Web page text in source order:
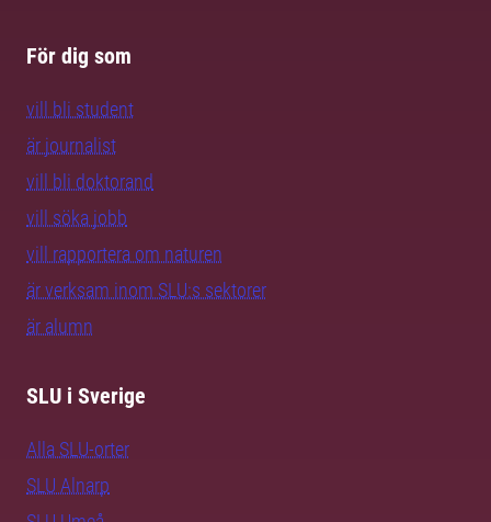
För dig som
vill bli student
är journalist
vill bli doktorand
vill söka jobb
vill rapportera om naturen
är verksam inom SLU:s sektorer
är alumn
SLU i Sverige
Alla SLU-orter
SLU Alnarp